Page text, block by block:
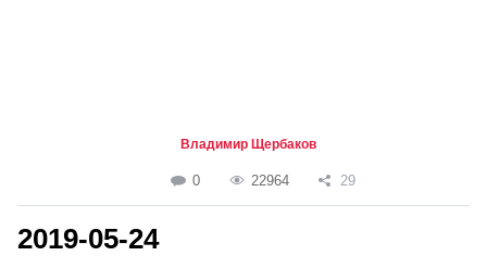
Владимир Щербаков
0 22964 29
2019-05-24